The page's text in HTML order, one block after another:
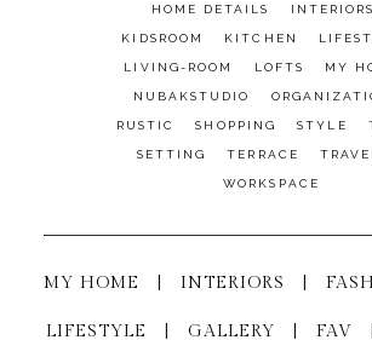
HOME DETAILS INTERIORS
KIDSROOM KITCHEN
LIVING-ROOM LOFTS MY
NUBAKSTUDIO
RUSTIC SHOPPING STYLE
SETTING TERRACE
WORKSPACE
MY HOME INTERIORS
LIFESTYLE GALLERY FAV